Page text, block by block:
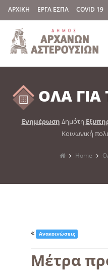
ΑΡΧΙΚΗ ΕΡΓΑ ΕΣΠΑ COVID 19
ΟΛΑ
Ενημέρωση Δημότη
Κοινωνική
Home
Ανακοινώσεις
Μέτρα